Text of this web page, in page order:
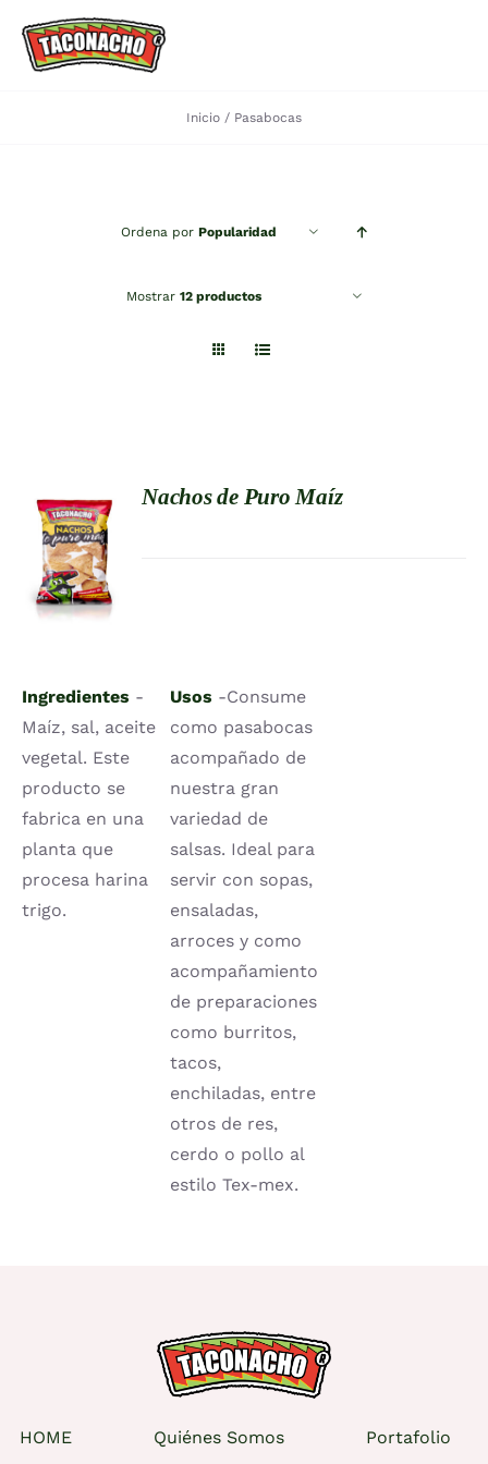
contenido
Inicio Pasabocas
Ordena por Popularidad
Mostrar 12 productos
DETALLES
Nachos de Puro Maíz
Ingredientes -
Maíz, sal, aceite
vegetal. Este
producto se
fabrica en una
planta que
procesa harina
trigo.
Usos -Consume
como pasabocas
acompañado de
nuestra gran
variedad de
salsas. Ideal para
servir con sopas,
ensaladas,
arroces y como
acompañamiento
de preparaciones
como burritos,
tacos,
enchiladas, entre
otros de res,
cerdo o pollo al
estilo Tex-mex.
HOME Quiénes Somos
Portafolio